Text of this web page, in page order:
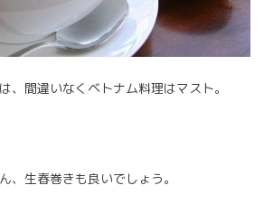
、間違いなくベトナム料理はマスト。
、生春巻きも良いでしょう。